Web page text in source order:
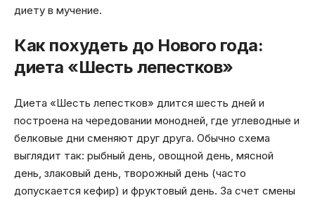
диету в мучение.
Как похудеть до Нового года:
диета «Шесть лепестков»
Диета «Шесть лепестков» длится шесть дней и
построена на чередовании монодней, где углеводные и
белковые дни сменяют друг друга. Обычно схема
выглядит так: рыбный день, овощной день, мясной
день, злаковый день, творожный день (часто
допускается кефир) и фруктовый день. За счет смены